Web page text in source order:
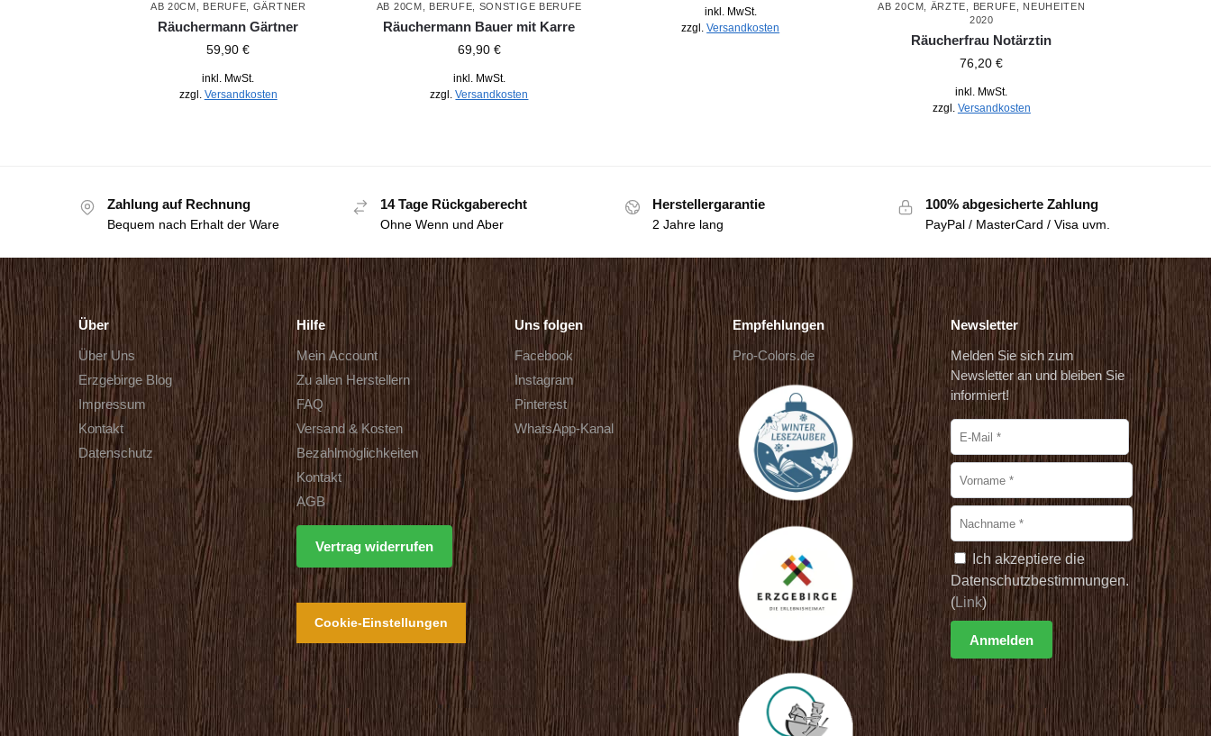
AB 20CM BERUFE GÄRTNER
Räuchermann Gärtner
59,90€
inkl. MwSt.
zzgl. Versandkosten
AB 20CM BERUFE SONSTIGE BERUFE
Räuchermann Bauer mit Karre
69,90 €
inkl. MwSt.
zzgl.Versandkosten
inkl. MwSt.
zzgl.Versandkosten
AB 20CM ÄRZTE BERUFE
NEUHEITEN
2020
Räucherfrau Notärztin
76,20€
inkl. MwSt.
zzgl. Versandkosten
Zahlung auf Rechnung
Bequem nach Erhalt der Ware
14 Tage Rückgaberecht
Ohne Wenn und Aber
Herstellergarantie
2 Jahre lang
100% abgesicherte Zahlung
PayPal / MasterCard / Visa uvm.
Über
Über Uns
Erzgebirge Blog
Impressum
Kontakt
Datenschutz
Hilfe
Mein Account
Zu allen Herstellern
FAQ
Versand & Kosten
Bezahlmöglichkeiten
Kontakt
AGB
Vertrag widerrufen
Cookie-Einstellungen
Uns folgen
Facebook
Instagram
Pinterest
WhatsApp-Kanal
Empfehlungen
Pro-Colors.de
Newsletter
Melden Sie sich zum
Newsletter an und bleiben Sie
informiert!
Ich akzeptiere die
Datenschutzbestimmungen.
(Link)